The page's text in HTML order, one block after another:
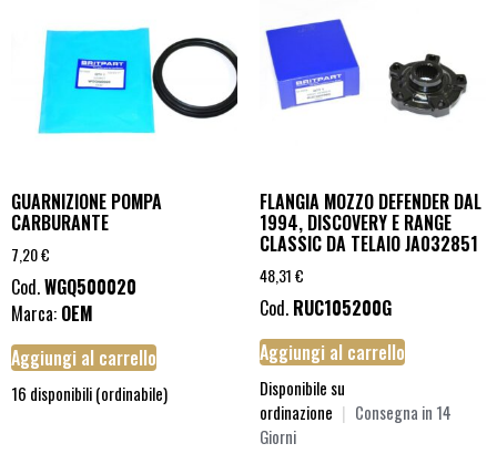
GUARNIZIONE POMPA
CARBURANTE
7,20€
Cod.WGQ500020
Marca: OEM
Aggiungi al carrello
16 disponibili (ordinabile)
FLANGIA MOZZO DEFENDER DAL
1994, DISCOVERY E RANGE
CLASSIC DA TELAIO JA032851
48,31€
Cod. RUC105200G
Aggiungi al carrello
Disponibile su
ordinazione | Consegna in 14
Giorni